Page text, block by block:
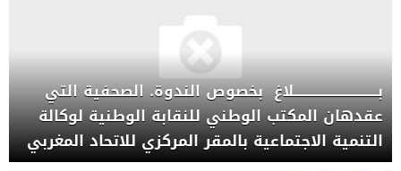
بـــــــــــــــــــــــــــــــلاغ بخصوص الندوة. الصحفية التي
عقدهان المكتب الوطني للنقابة الوطنية لوكالة
التنمية الاجتماعية بالمقر المركزي للاتحاد المغربي